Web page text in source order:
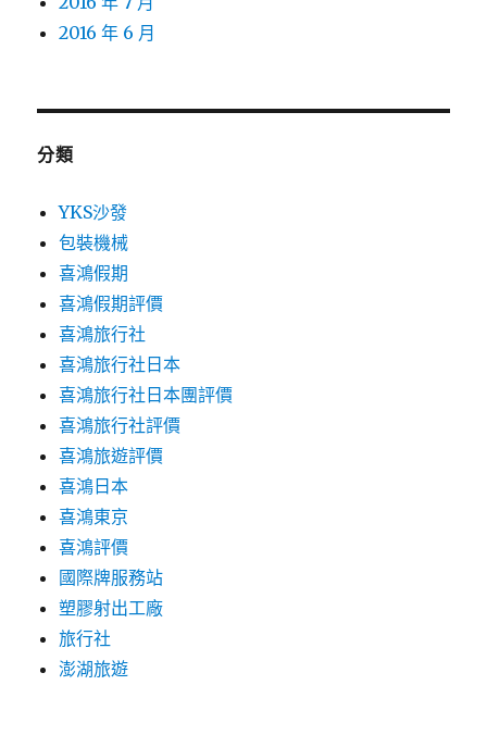
2016 年 6 月
分類
YKS沙發
包裝機械
喜鴻假期
喜鴻假期評價
喜鴻旅行社
喜鴻旅行社日本
喜鴻旅行社日本團評價
喜鴻旅行社評價
喜鴻旅遊評價
喜鴻日本
喜鴻東京
喜鴻評價
國際牌服務站
塑膠射出工廠
旅行社
澎湖旅遊